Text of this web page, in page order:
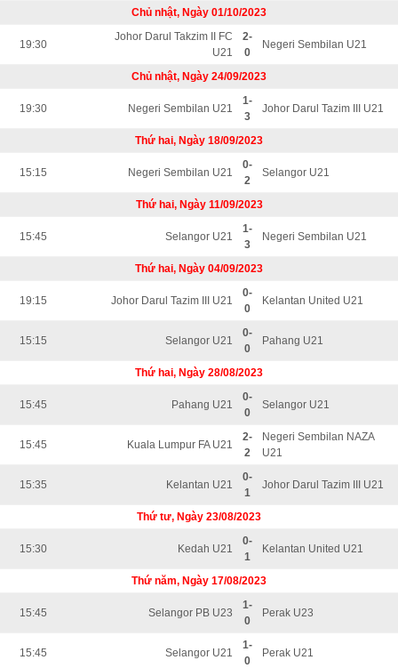
Chủ nhật, Ngày 01/10/2023
19:30
Johor Darul Takzim II FC
U21
2-
0
Negeri Sembilan U21
Chủ nhật, Ngày 24/09/2023
19:30 Negeri Sembilan U21
1-
3
Johor Darul Tazim III U21
Thứ hai, Ngày 18/09/2023
15:15 Negeri Sembilan U21
0-
2
Selangor U21
Thứ hai, Ngày 11/09/2023
15:45 Selangor U21
1-
3
Negeri Sembilan U21
Thứ hai, Ngày 04/09/2023
19:15 Johor Darul Tazim III U21
0-
0
Kelantan United U21
15:15 Selangor U21
0-
0
Pahang U21
Thứ hai, Ngày 28/08/2023
15:45 Pahang U21
0-
0
Selangor U21
15:45 Kuala Lumpur FA U21
2-
2
Negeri Sembilan NAZA
U21
15:35 Kelantan U21
0-
1
Johor Darul Tazim III U21
Thứ tư, Ngày 23/08/2023
15:30 Kedah U21
0-
1
Kelantan United U21
Thứ năm, Ngày 17/08/2023
15:45 Selangor PB U23
1-
0
Perak U23
15:45 Selangor U21
1-
0
Perak U21